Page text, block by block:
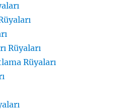
Rüyaları
Rüyaları